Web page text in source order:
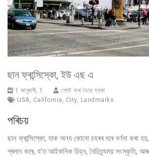
ছান ফ্ৰান্সিস্কো, ইউ এছ এ
1 জানুৱাৰী, 1
পোস্ট কৰা হৈছে দ্বাৰা
USA, California , City, Landmarks
পৰিচয়
ছান ফ্ৰান্সিস্কো, যাক অন্য কোনো চহৰৰ দৰে বৰ্ণনা কৰা
প্ৰদান কৰে, য’ত আইকনিক চিহ্ন, বৈচিত্ৰ্যময় সংস্কৃতি, আৰু